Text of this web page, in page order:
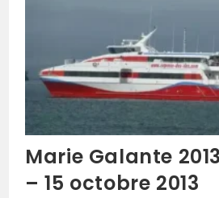
Marie Galante
– 15 octobre 2013